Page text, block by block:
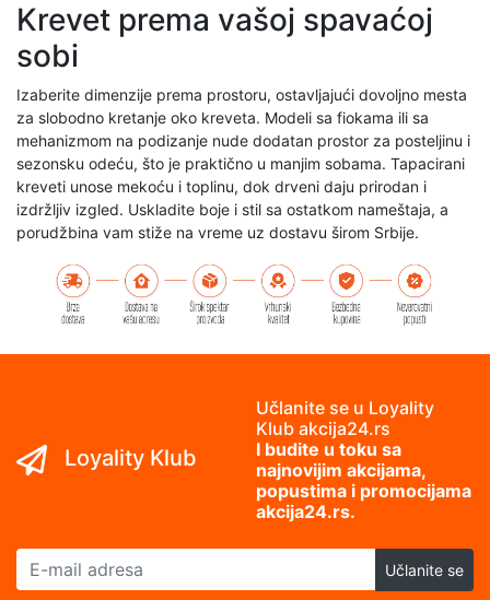
Krevet prema vašoj spavaćoj
sobi
Izaberite dimenzije prema prostoru, ostavljajući dovoljno mesta
za slobodno kretanje oko kreveta. Modeli sa fiokama ili sa
mehanizmom na podizanje nude dodatan prostor za posteljinu i
sezonsku odeću, što je praktično u manjim sobama. Tapacirani
kreveti unose mekoću i toplinu, dok drveni daju prirodan i
izdržljiv izgled. Uskladite boje i stil sa ostatkom nameštaja, a
porudžbina vam stiže na vreme uz dostavu širom Srbije.
Loyality Klub
Učlanite se u Loyality
Klub akcija24.rs
I budite u toku sa
najnovijim akcijama,
popustima i promocijama
akcija24.rs.
E-mail adresa
Učlanite se